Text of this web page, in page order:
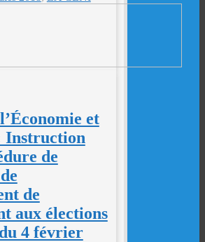
et
Instruction
de
de
aux élections
4 février